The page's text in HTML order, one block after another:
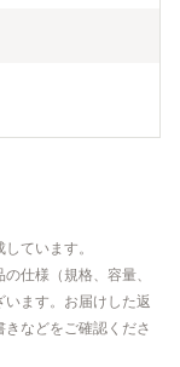
ています。
仕様（規格、容量、
ます。お届けした返
などをご確認くださ